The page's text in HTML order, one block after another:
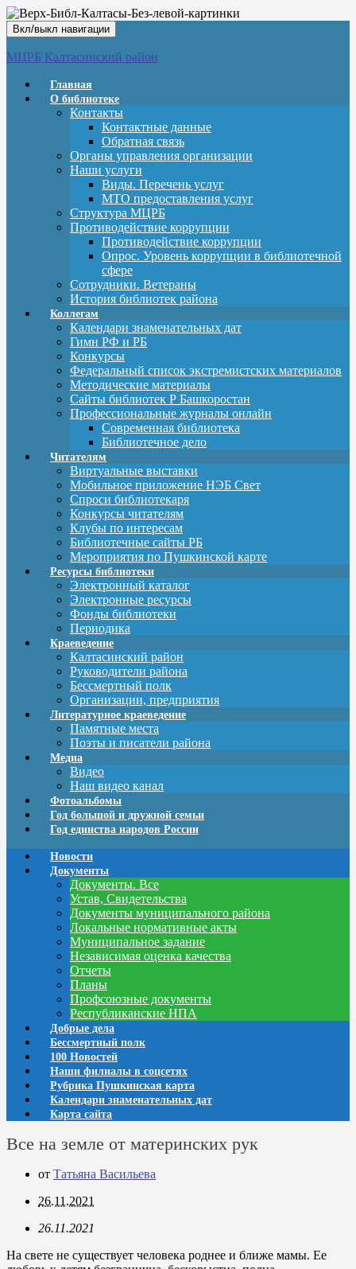
Вкл/выкл навигации
МЦРБ Калтасинский район
Главная
О библиотеке
Контакты
Контактные данные
Обратная связь
Органы управления организации
Наши услуги
Виды. Перечень услуг
МТО предоставления услуг
Структура МЦРБ
Противодействие коррупции
Противодействие коррупции
Опрос. Уровень коррупции в библиотечной
сфере
Сотрудники. Ветераны
История библиотек района
Коллегам
Календари знаменательных дат
Гимн РФ и РБ
Конкурсы
Федеральный список экстремистских материалов
Методические материалы
Сайты библиотек Р Башкоростан
Профессиональные журналы онлайн
Современная библиотека
Библиотечное дело
Читателям
Виртуальные выставки
Мобильное приложение НЭБ Свет
Спроси библиотекаря
Конкурсы читателям
Клубы по интересам
Библиотечные сайты РБ
Мероприятия по Пушкинской карте
Ресурсы библиотеки
Электронный каталог
Электронные ресурсы
Фонды библиотеки
Периодика
Краеведение
Калтасинский район
Руководители района
Бессмертный полк
Организации, предприятия
Литературное краеведение
Памятные места
Поэты и писатели района
Медиа
Видео
Наш видео канал
Фотоальбомы
Год большой и дружной семьи
Год единства народов России
Новости
Документы
Документы. Все
Устав, Свидетельства
Документы муниципального района
Локальные нормативные акты
Муниципальное задание
Независимая оценка качества
Отчеты
Планы
Профсоюзные документы
Республиканские НПА
Добрые дела
Бессмертный полк
100 Новостей
Наши филиалы в соцсетях
Рубрика Пушкинская карта
Календари знаменательных дат
Карта сайта
Все на земле от материнских рук
от Татьяна Васильева
26.11.2021
26.11.2021
На свете не существует человека роднее и ближе мамы. Ее